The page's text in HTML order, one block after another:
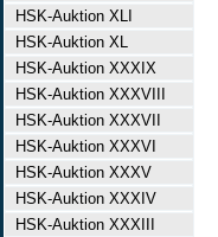
HSK-Auktion XLI
HSK-Auktion XL
HSK-Auktion XXXIX
HSK-Auktion XXXVIII
HSK-Auktion XXXVII
HSK-Auktion XXXVI
HSK-Auktion XXXV
HSK-Auktion XXXIV
HSK-Auktion XXXIII